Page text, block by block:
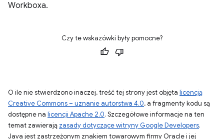
Workboxa.
Czy te wskazówki były pomocne?
O ile nie stwierdzono inaczej, treść tej strony jest objęta licencją
Creative Commons – uznanie autorstwa 4.0, a fragmenty kodu są
dostępne na licencji Apache 2.0. Szczegółowe informacje na ten
temat zawierają zasady dotyczące witryny Google Developers.
Java jest zastrzeżonym znakiem towarowym firmy Oracle i jej